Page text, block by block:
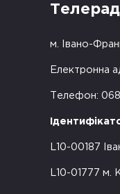
м. Івано-
Електронна
Телефон:
L10-00187
L10-01777 м.